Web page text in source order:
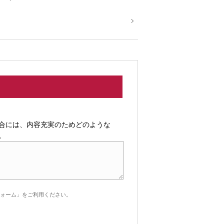
には、内容充実のためどのような
ーム」をご利用ください。